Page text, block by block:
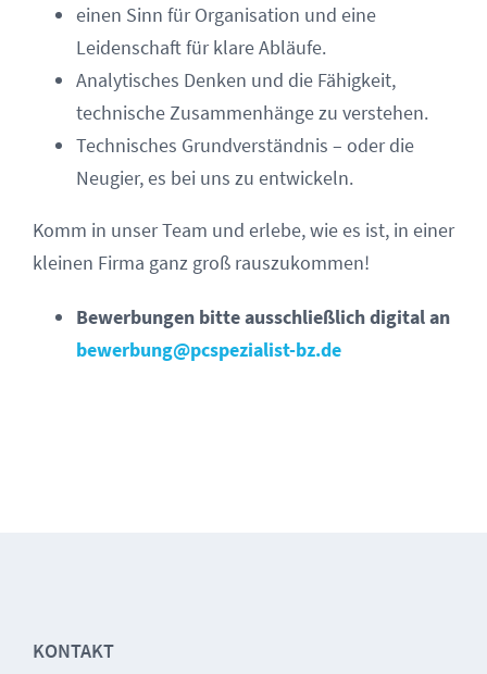
einen Sinn für Organisation und eine
Leidenschaft für klare Abläufe.
Analytisches Denken und die Fähigkeit,
technische Zusammenhänge zu verstehen.
Technisches Grundverständnis – oder die
Neugier, es bei uns zu entwickeln.
Komm in unser Team und erlebe, wie es ist, in einer
kleinen Firma ganz groß rauszukommen!
Bewerbungen bitte ausschließlich digital an
bewerbung@pcspezialist-bz.de
KONTAKT